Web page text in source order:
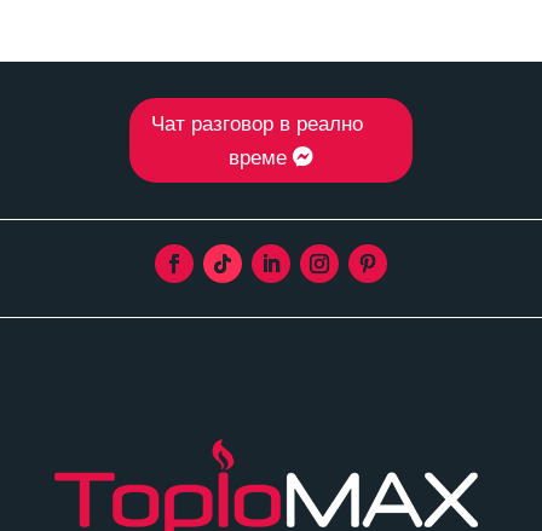
Чат разговор в реално
време